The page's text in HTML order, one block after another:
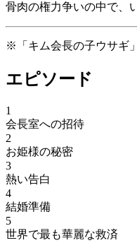
骨肉の権力争いの中で、
※「キム会長の子ウサギ
エピソード
1
会長室への招待
2
お姫様の秘密
3
熱い告白
4
結婚準備
5
世界で最も華麗な救済